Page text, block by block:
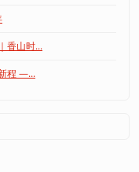
香山时...
程 —...